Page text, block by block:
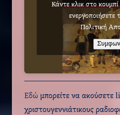
Κάντε κλικ στο
ενεργοποιήσετε
Πολιτική
Εδώ μπορείτε να ακούσετε
χριστουγεννιάτικους